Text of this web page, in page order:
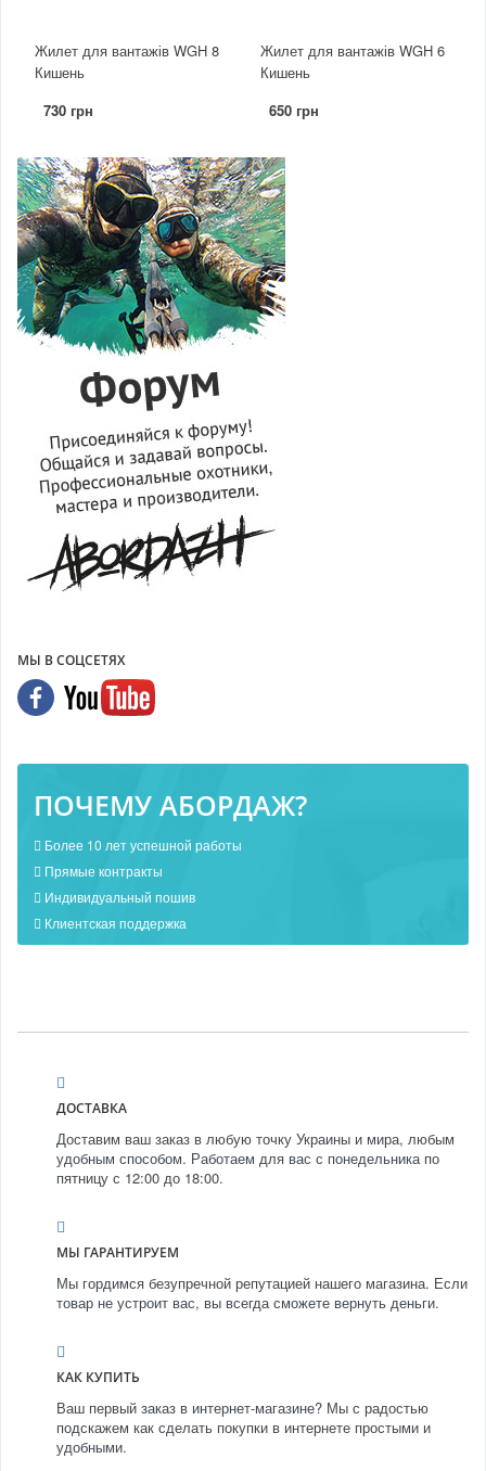
Жилет для вантажів WGH 8
Кишень
730 грн
Жилет для вантажів WGH 6
Кишень
650 грн
МЫ В СОЦСЕТЯХ
ПОЧЕМУ АБОРДАЖ?
Более 10 лет успешной работы
Прямые контракты
Индивидуальный пошив
Клиентская поддержка
ДОСТАВКА
Доставим ваш заказ в любую точку Украины и мира, любым
удобным способом. Работаем для вас с понедельника по
пятницу с 12:00 до 18:00.
МЫ ГАРАНТИРУЕМ
Мы гордимся безупречной репутацией нашего магазина. Если
товар не устроит вас, вы всегда сможете вернуть деньги.
КАК КУПИТЬ
Ваш первый заказ в интернет-магазине? Мы с радостью
подскажем как сделать покупки в интернете простыми и
удобными.